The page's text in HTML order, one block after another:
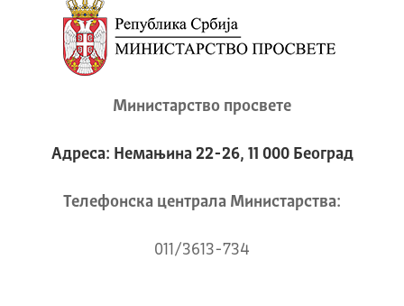
Министарство просвете
Адреса: Немањина 22-26, 11 000 Београд
Телeфонска централа Mинистарства:
011/3613-734